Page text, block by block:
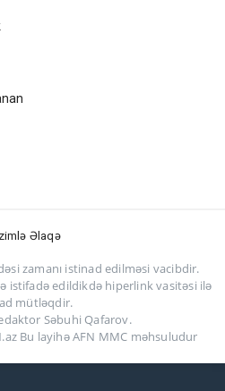
Əlaqə
zamanı istinad edilməsi vacibdir.
istifadə edildikdə hiperlink vasitəsi ilə
mütləqdir.
Səbuhi Qafarov.
Bu layihə AFN MMC məhsuludur